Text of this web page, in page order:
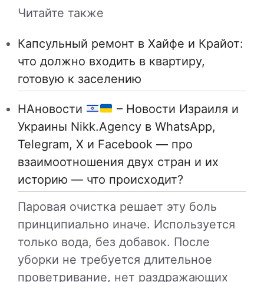
Читайте также
Капсульный ремонт в Хайфе и Крайот:
что должно входить в квартиру,
готовую к заселению
НАновости
– Новости Израиля и
Украины Nikk.Agency в WhatsApp,
Telegram, X и Facebook — про
взаимоотношения двух стран и их
историю — что происходит?
Паровая очистка решает эту боль
принципиально иначе. Используется
только вода, без добавок. После
уборки не требуется длительное
проветривание, нет раздражающих